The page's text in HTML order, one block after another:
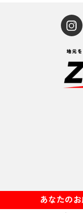
あなたの